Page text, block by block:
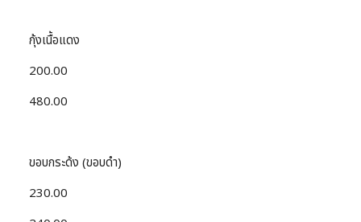
กุ้งเนื้อแดง
200.00
480.00
ขอบกระด้ง (ขอบดำ)
230.00